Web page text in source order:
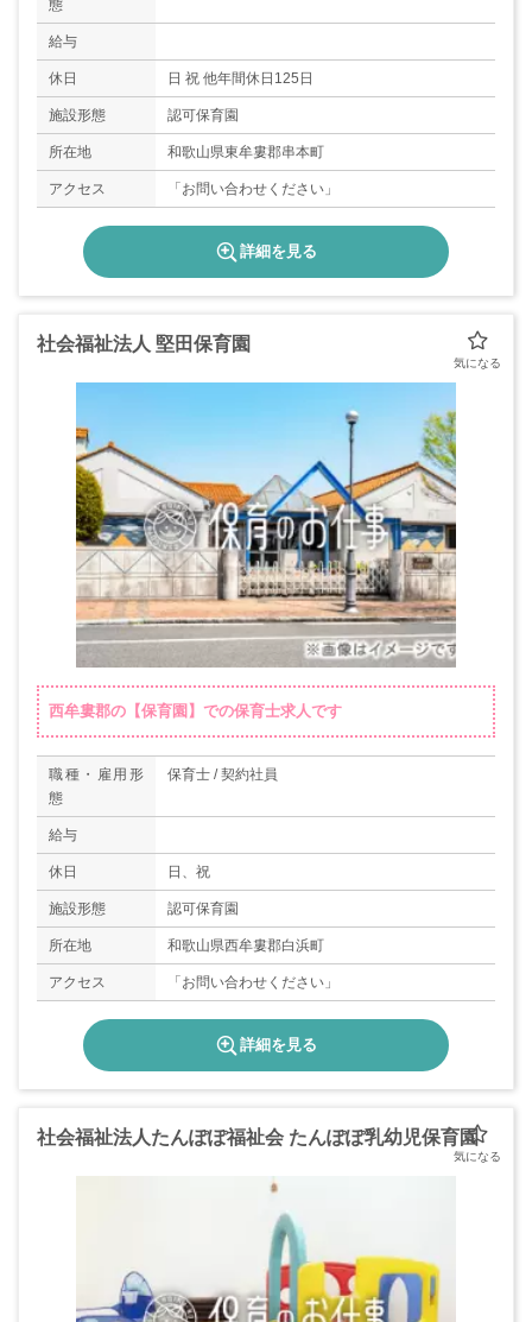
態
給与
休日 日 祝 他年間休日125日
施設形態 認可保育園
所在地 和歌山県東牟婁郡串本町
アクセス 「お問い合わせください」
詳細を見る
社会福祉法人 堅田保育園
西牟婁郡の【保育園】での保育士求人です
職種・雇用形
態
保育士 / 契約社員
給与
休日 日、祝
施設形態 認可保育園
所在地 和歌山県西牟婁郡白浜町
アクセス 「お問い合わせください」
詳細を見る
社会福祉法人たんぽぽ福祉会 たんぽぽ乳幼児保育園